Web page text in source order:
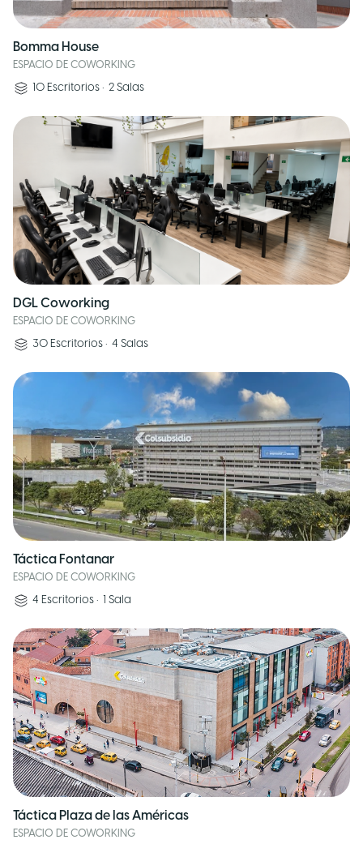
Bomma House
ESPACIO DE COWORKING
10 Escritorios • 2 Salas
DGL Coworking
ESPACIO DE COWORKING
30 Escritorios • 4 Salas
Táctica Fontanar
ESPACIO DE COWORKING
4 Escritorios • 1 Sala
Táctica Plaza de las Américas
ESPACIO DE COWORKING